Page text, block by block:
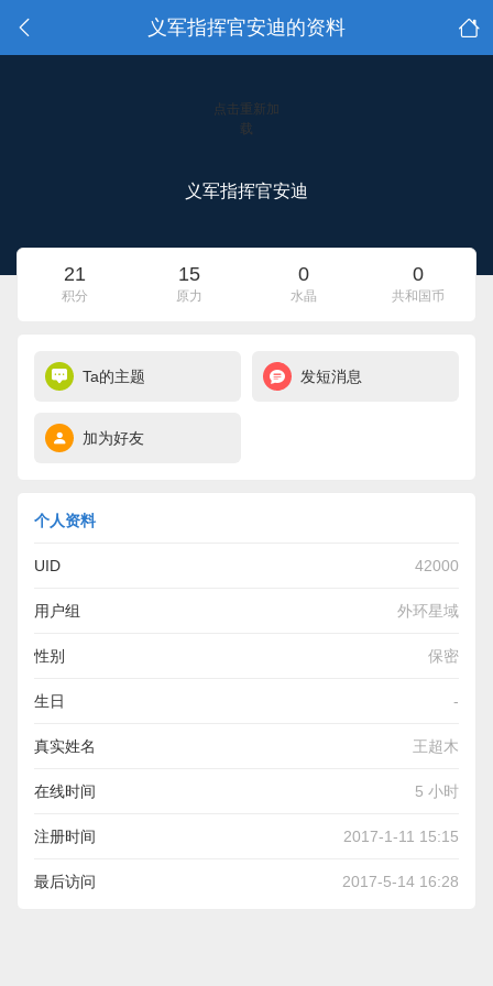
义军指挥官安迪的资料
点击重新加
载
义军指挥官安迪
21
积分
15
原力
0
水晶
0
共和国币
Ta的主题 发短消息
加为好友
个人资料
UID 42000
用户组 外环星域
性别 保密
生日 -
真实姓名 王超木
在线时间 5 小时
注册时间 2017-1-11 15:15
最后访问 2017-5-14 16:28